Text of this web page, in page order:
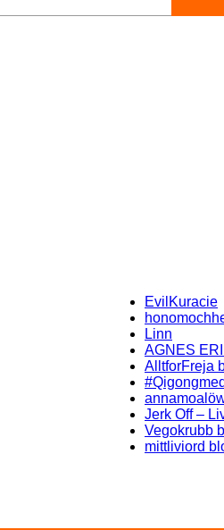
EvilKuracie
Linn
AGNES
AlltforFreja
Jerk Off –
Vegokrubb
mittliviord